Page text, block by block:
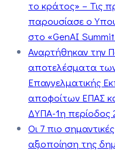
το κράτος» – Τις
παρουσίασε ο
στο «GenAI
Αναρτήθηκαν την
αποτελέσματα
Επαγγελματικής
αποφοίτων ΕΠΑΣ
ΔΥΠΑ-1η περίοδος
Οι 7 πιο
αξιοποίηση της